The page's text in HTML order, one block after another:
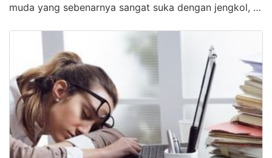
muda yang sebenarnya sangat suka dengan jengkol, …